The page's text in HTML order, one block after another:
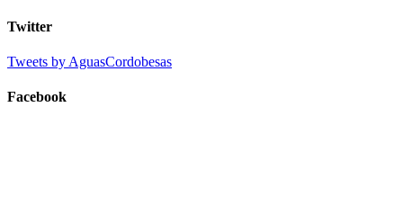
Twitter
Tweets by AguasCordobesas
Facebook